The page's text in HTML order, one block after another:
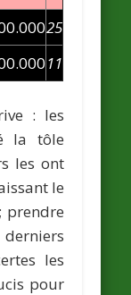
25
11
: les
la tôle
les ont
le
prendre
les
pour